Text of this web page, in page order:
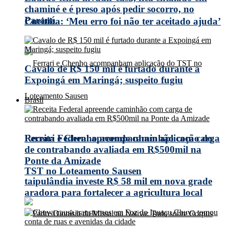
Curitiba: ‘Meu erro foi não ter aceitado ajuda’
Ferrari e Chenho acompanham aplicação do
TST no Loteamento Sausen
chaminé e é preso após pedir socorro, no
Paraná
Cavalo de R$ 150 mil é furtado durante a
Expoingá em Maringá; suspeito fugiu
Brasil
Receita Federal apreende caminhão com carga
de contrabando avaliada em R$500mil na
Ponte da Amizade
taipulândia investe R$ 58 mil em nova grade
aradora para fortalecer a agricultura local